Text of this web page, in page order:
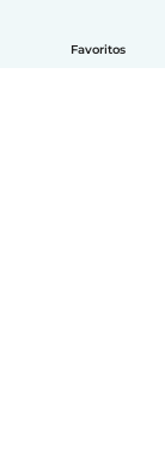
Favoritos